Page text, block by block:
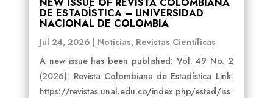
DE ESTADÍSTICA – UNIVERSIDAD
NACIONAL DE COLOMBIA
Jul 24, 2026 | Noticias, Revistas Científicas
A new issue has been published: Vol. 49 No. 2
(2026): Revista Colombiana de Estadística Link:
https://revistas.unal.edu.co/index.php/estad/iss